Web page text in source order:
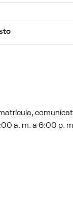
a. m. a 6:00 p.